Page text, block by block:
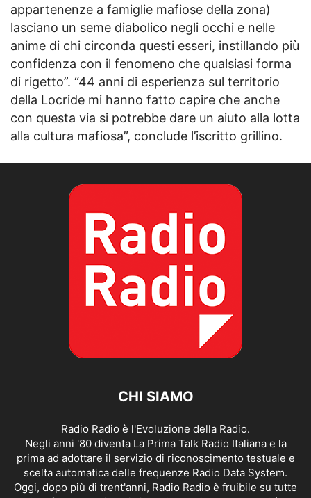
appartenenze a famiglie mafiose della zona)
lasciano un seme diabolico negli occhi e nelle
anime di chi circonda questi esseri, instillando più
confidenza con il fenomeno che qualsiasi forma
di rigetto”. “44 anni di esperienza sul territorio
della Locride mi hanno fatto capire che anche
con questa via si potrebbe dare un aiuto alla lotta
alla cultura mafiosa”, conclude l’iscritto grillino.
CHI SIAMO
Radio Radio è l'Evoluzione della Radio.
Negli anni '80 diventa La Prima Talk Radio Italiana e la
prima ad adottare il servizio di riconoscimento testuale e
scelta automatica delle frequenze Radio Data System.
Oggi, dopo più di trent'anni, Radio Radio è fruibile su tutte